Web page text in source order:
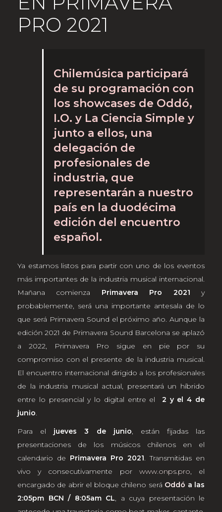
PRO 2021
Chilemúsica participará
de su programación con
los showcases de Oddó,
I.O. y La Ciencia Simple y
junto a ellos, una
delegación de
profesionales de
industria, que
representarán a nuestro
país en la duodécima
edición del encuentro
español.
Ya estamos listos para partir con uno de los eventos
más importantes de la industria musical internacional.
Mañana comienza Primavera Pro 2021 y
probablemente, será una importante antesala de lo
que será Primavera Sound el próximo año. Aunque la
edición 2021 de Primavera Sound Barcelona se aplazó
a 2022, Primavera Pro sigue en pie por su
compromiso con el presente de la industria musical.
El encuentro internacional dirigido a los profesionales
de la industria musical actual, presentará un híbrido
entre lo presencial y lo digital entre el
2 y el 4 de
junio.
Para el jueves 3 de junio , están fijadas las
presentaciones de los músicos chilenos en el
calendario de Primavera Pro 2021 . Transmitidas en
vivo y consecutivamente por www.onps.pro , el
encargado de abrir el bloque chileno será Oddó a las
2:05pm BCN / 8:05am CL , a cuya presentación le